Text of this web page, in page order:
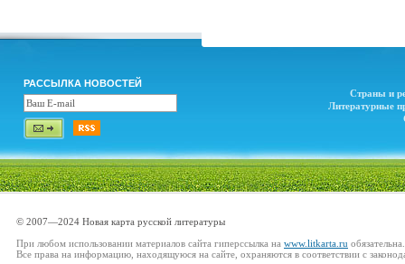
РАССЫЛКА НОВОСТЕЙ
Страны и
Литературные
© 2007—2024 Новая карта русской литературы
При любом использовании материалов сайта гиперссылка на www.litkarta.ru обязательна.
Все права на информацию, находящуюся на сайте, охраняются в соответствии с